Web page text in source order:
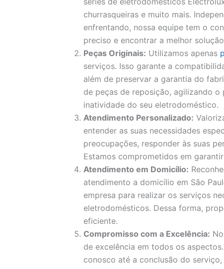
churrasqueiras e muito mais.
enfrentando, nossa equipe tem o
preciso e encontrar a melhor
Peças Originais: Utilizamos apenas
serviços. Isso garante a
além de preservar a garantia do
de peças de reposição, agilizando
inatividade do seu eletrodoméstico.
Atendimento Personalizado:
entender as suas necessidades
preocupações, responder às suas
Estamos comprometidos em
Atendimento em Domicílio:
atendimento a domicílio em São
empresa para realizar os serviços
eletrodomésticos. Dessa forma,
eficiente.
Compromisso com a Excelência:
de excelência em todos os
conosco até a conclusão do